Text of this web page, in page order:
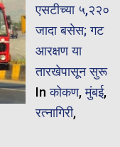
एसटीच्या ५,२२०
जादा बसेस; गट
आरक्षण या
तारखेपासून सुरू
Inकोकण,मुंबई,
रत्नागिरी,